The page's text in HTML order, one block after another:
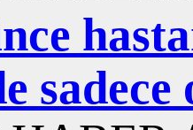
sadece